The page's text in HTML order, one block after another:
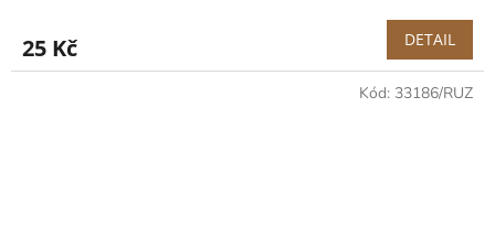
25 Kč DETAIL
Kód: 33186/RUZ